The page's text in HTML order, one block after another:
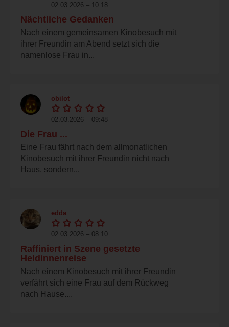
02.03.2026 – 10:18
Nächtliche Gedanken
Nach einem gemeinsamen Kinobesuch mit
ihrer Freundin am Abend setzt sich die
namenlose Frau in...
obilot
02.03.2026 – 09:48
Die Frau ...
Eine Frau fährt nach dem allmonatlichen
Kinobesuch mit ihrer Freundin nicht nach
Haus, sondern...
edda
02.03.2026 – 08:10
Raffiniert in Szene gesetzte
Heldinnenreise
Nach einem Kinobesuch mit ihrer Freundin
verfährt sich eine Frau auf dem Rückweg
nach Hause....